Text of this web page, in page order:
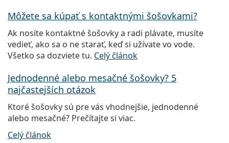
Môžete sa kúpať s kontaktnými šošovkami?
Ak nosíte kontaktné šošovky a radi plávate, musíte
vedieť, ako sa o ne starať, keď si užívate vo vode.
Všetko sa dozviete tu. Celý článok
Jednodenné alebo mesačné šošovky? 5
najčastejších otázok
Ktoré šošovky sú pre vás vhodnejšie, jednodenné
alebo mesačné? Prečítajte si viac.
Celý článok